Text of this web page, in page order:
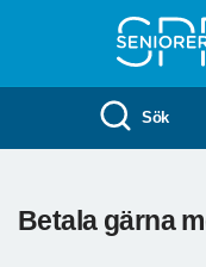
Sök
Betala gärna